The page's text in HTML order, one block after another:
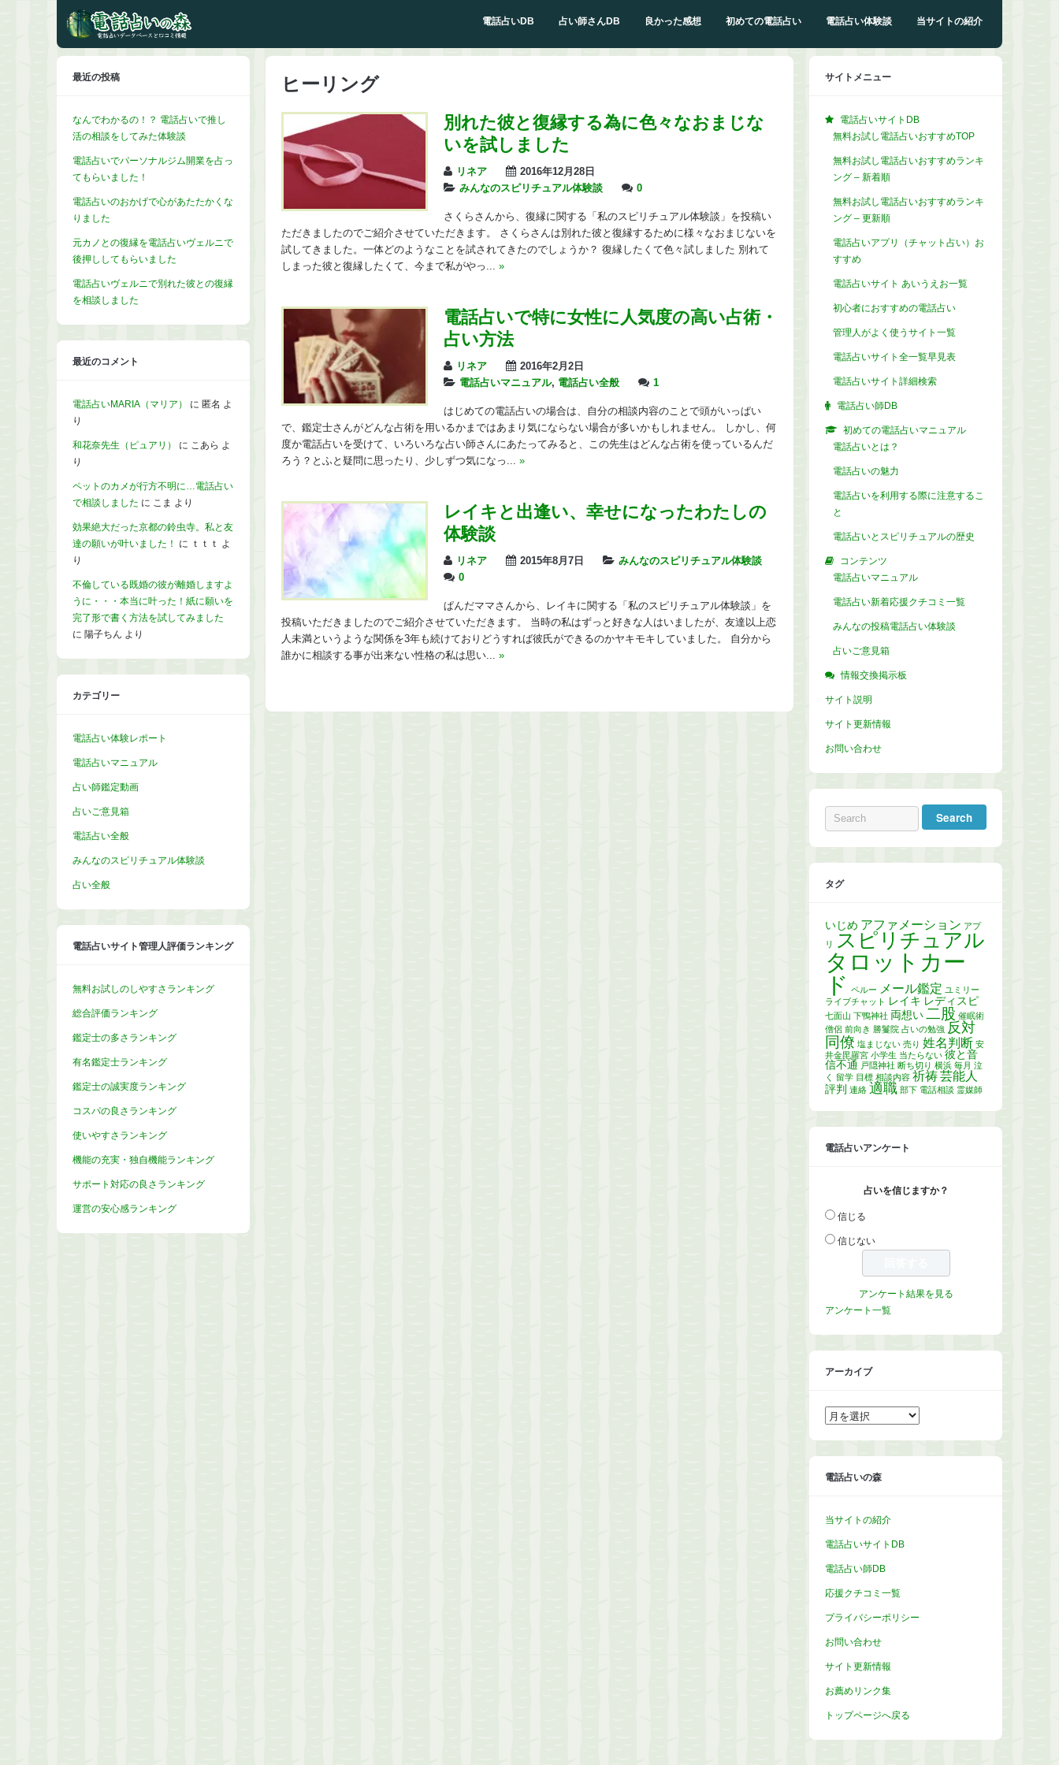
電話占いDB 占い師さんDB 良かった感想 初めての電話占い 電話占い体験談 当サイトの紹介
ヒーリング
別れた彼と復縁する為に色々なおまじな
いを試しました
リネア
2016年12月28日
みんなのスピリチュアル体験談
0
さくらさんから、復縁に関する「私のスピリチュアル体験談」を投稿い
ただきましたのでご紹介させていただきます。 さくらさんは別れた彼と復縁するために様々なおまじないを
試してきました。一体どのようなことを試されてきたのでしょうか？ 復縁したくて色々試しました 別れて
しまった彼と復縁したくて、今まで私がやっ... »
電話占いで特に女性に人気度の高い占術・
占い方法
リネア
2016年2月2日
電話占いマニュアル, 電話占い全般 1
はじめての電話占いの場合は、自分の相談内容のことで頭がいっぱい
で、鑑定士さんがどんな占術を用いるかまではあまり気にならない場合が多いかもしれません。 しかし、何
度か電話占いを受けて、いろいろな占い師さんにあたってみると、この先生はどんな占術を使っているんだ
ろう？とふと疑問に思ったり、少しずつ気になっ... »
レイキと出逢い、幸せになったわたしの
体験談
リネア 2015年8月7日
みんなのスピリチュアル体験談
0
ぱんだママさんから、レイキに関する「私のスピリチュアル体験談」を
投稿いただきましたのでご紹介させていただきます。 当時の私はずっと好きな人はいましたが、友達以上恋
人未満というような関係を3年も続けておりどうすれば彼氏ができるのかヤキモキしていました。 自分から
誰かに相談する事が出来ない性格の私は思い... »
最近の投稿
なんでわかるの！？ 電話占いで推し
活の相談をしてみた体験談
電話占いでパーソナルジム開業を占っ
てもらいました！
電話占いのおかげで心があたたかくな
りました
元カノとの復縁を電話占いヴェルニで
後押ししてもらいました
電話占いヴェルニで別れた彼との復縁
を相談しました
最近のコメント
電話占いMARIA（マリア） に 匿名 よ
り
和花奈先生（ピュアリ） に こあら よ
り
ペットのカメが行方不明に…電話占い
で相談しました に こま より
効果絶大だった京都の鈴虫寺。私と友
達の願いが叶いました！
に ｔｔｔ よ
り
不倫している既婚の彼が離婚しますよ
うに・・・本当に叶った！紙に願いを
完了形で書く方法を試してみました
に 陽子ちん より
カテゴリー
電話占い体験レポート
電話占いマニュアル
占い師鑑定動画
占いご意見箱
電話占い全般
みんなのスピリチュアル体験談
占い全般
電話占いサイト管理人評価ランキング
無料お試しのしやすさランキング
総合評価ランキング
鑑定士の多さランキング
有名鑑定士ランキング
鑑定士の誠実度ランキング
コスパの良さランキング
使いやすさランキング
機能の充実・独自機能ランキング
サポート対応の良さランキング
運営の安心感ランキング
サイトメニュー
電話占いサイトDB
無料お試し電話占いおすすめTOP
無料お試し電話占いおすすめランキ
ング – 新着順
無料お試し電話占いおすすめランキ
ング – 更新順
電話占いアプリ（チャット占い）お
すすめ
電話占いサイト あいうえお一覧
初心者におすすめの電話占い
管理人がよく使うサイト一覧
電話占いサイト全一覧早見表
電話占いサイト詳細検索
電話占い師DB
初めての電話占いマニュアル
電話占いとは？
電話占いの魅力
電話占いを利用する際に注意するこ
と
電話占いとスピリチュアルの歴史
コンテンツ
電話占いマニュアル
電話占い新着応援クチコミ一覧
みんなの投稿電話占い体験談
占いご意見箱
情報交換掲示板
サイト説明
サイト更新情報
お問い合わせ
タグ
いじめ アファメーション アプ
リ
スピリチュアル
タロットカー
ド ペルー メール鑑定 ユミリー
ライブチャット レイキ レディスピ
七面山 下鴨神社 両想い二股 催眠術
僧侶 前向き 勝鬘院 占いの勉強 反対
同僚 塩まじない 売り 姓名判断 安
井金毘羅宮 小学生 当たらない 彼と音
信不通 戸隠神社 断ち切り 横浜 毎月 泣
く
留学 目標 相談内容 祈祷芸能人
評判 連絡 適職 部下 電話相談 霊媒師
電話占いアンケート
占いを信じますか？
信じる
信じない
アンケート結果を見る
アンケート一覧
アーカイブ
ア
ー
イ
電話占いの森
当サイトの紹介
電話占いサイトDB
電話占い師DB
応援クチコミ一覧
プライバシーポリシー
お問い合わせ
サイト更新情報
お薦めリンク集
トップページへ戻る